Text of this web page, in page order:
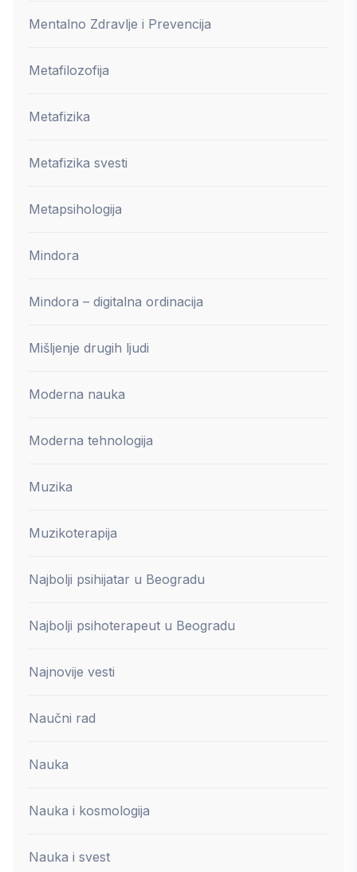
Mentalno Zdravlje i Prevencija
Metafilozofija
Metafizika
Metafizika svesti
Metapsihologija
Mindora
Mindora – digitalna ordinacija
Mišljenje drugih ljudi
Moderna nauka
Moderna tehnologija
Muzika
Muzikoterapija
Najbolji psihijatar u Beogradu
Najbolji psihoterapeut u Beogradu
Najnovije vesti
Naučni rad
Nauka
Nauka i kosmologija
Nauka i svest